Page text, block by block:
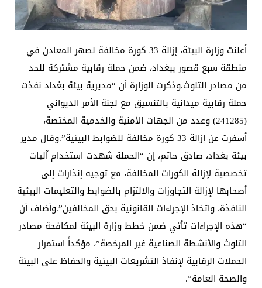
أعلنت وزارة البيئة، إزالة 33 كورة مخالفة لصهر المعادن في
منطقة سبع قصور ببغداد، ضمن حملة رقابية مشتركة للحد
من مصادر التلوث.وذكرت الوزارة أن “مديرية بيئة بغداد نفذت
حملة رقابية ميدانية بالتنسيق مع لجنة الأمر الديواني
(241285) وعدد من الجهات الأمنية والخدمية المختصة،
أسفرت عن إزالة 33 كورة مخالفة للضوابط البيئية”.وقال مدير
بيئة بغداد، صادق حاتم، إن “الحملة شهدت استخدام آليات
تخصصية لإزالة الكورات المخالفة، مع توجيه إنذارات إلى
أصحابها لإزالة التجاوزات والالتزام بالضوابط والتعليمات البيئية
النافذة، واتخاذ الإجراءات القانونية بحق المخالفين”.وأضاف أن
“هذه الإجراءات تأتي ضمن خطط وزارة البيئة لمكافحة مصادر
التلوث والأنشطة الصناعية غير المرخصة”، مؤكداً استمرار
الحملات الرقابية لإنفاذ التشريعات البيئية والحفاظ على البيئة
والصحة العامة”.